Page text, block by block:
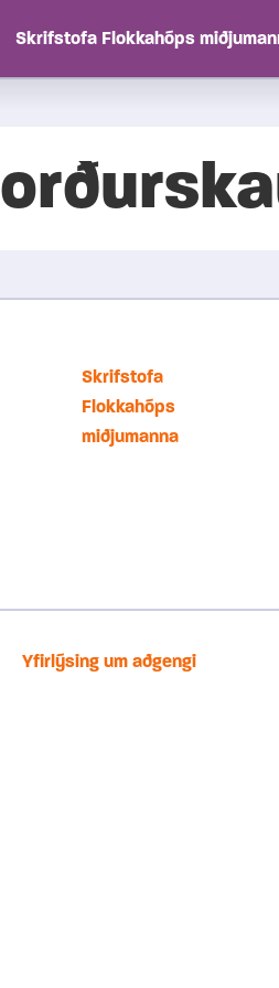
Dropdown
Skrifstofa Flokkahóps
Skrifstofa
Flokkahóps
miðjumanna
Yfirlýsing um aðgengi